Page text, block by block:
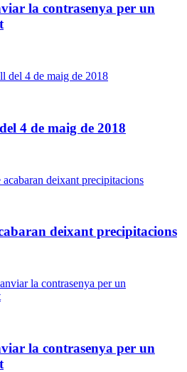
la contrasenya per un
4 de maig de 2018
deixant precipitacions
la contrasenya per un